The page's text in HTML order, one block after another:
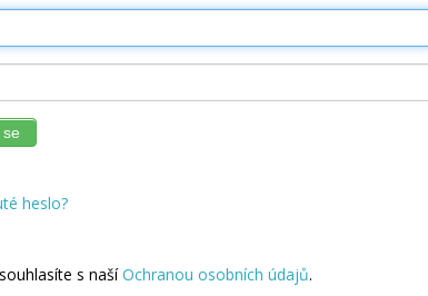
heslo?
s našíOchranou osobních údajů.